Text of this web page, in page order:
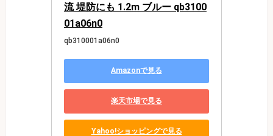
流 堤防にも 1.2m ブルー qb3100
01a06n0
qb310001a06n0
Amazonで見る
楽天市場で見る
Yahoo!ショッピングで見る